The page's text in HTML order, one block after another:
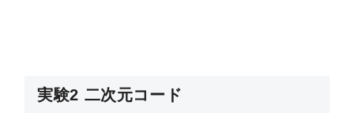
実験2 二次元コード